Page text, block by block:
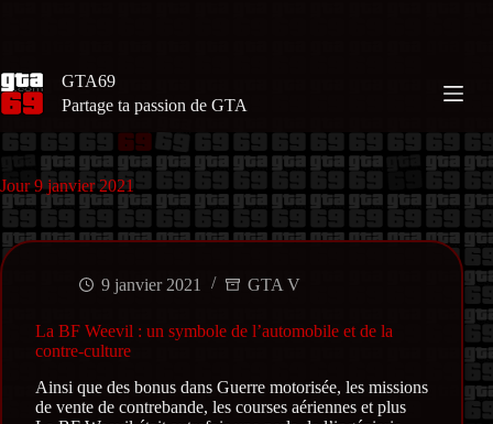
GTA69
Partage ta passion de GTA
Jour9 janvier 2021
9 janvier 2021 GTA V
La BF Weevil : un symbole de l’automobile et de la
contre-culture
Ainsi que des bonus dans Guerre motorisée, les missions
de vente de contrebande, les courses aériennes et plus